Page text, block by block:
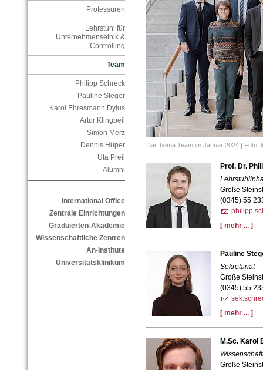
Professuren
Lehrstuhl für
Unternehmensethik &
Controlling
Team
Philipp Schreck
Pauline Steger
Karol Ehresmann Dylus
Artur Klingbeil
Simon Merz
Dennis Hüper
Uta Preil
Alumni
International Office
Zentrale Einrichtungen
Graduierten-Akademie
Wissenschaftliche Zentren
An-Institute
Universitätsklinikum
Das bema Team im Januar 2024 | Foto:
Prof. Dr.
Große
(0345) 55
[ mehr ... ]
Pauline
Sekretariat
Große
(0345) 55
[ mehr ... ]
M.Sc. Karol
Große